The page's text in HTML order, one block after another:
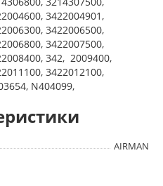
3422004901,
3422006500,
3422007500,
342, 2009400,
3422012100,
N404099,
AIRMAN